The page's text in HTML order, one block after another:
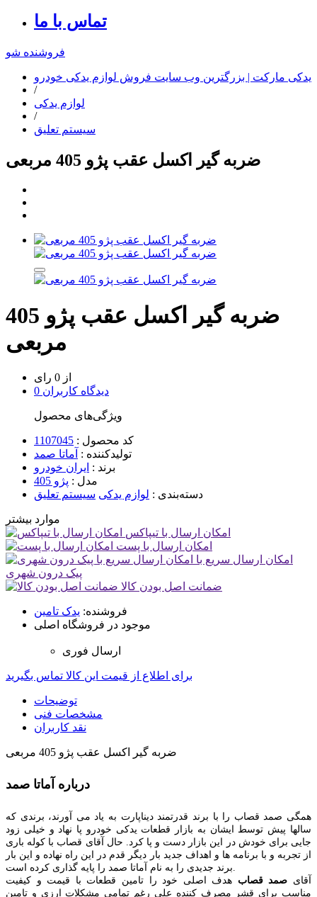
تماس با ما
فروشنده شو
یدکی مارکت | بزرگترین وب سایت فروش لوازم یدکی خودرو
/
لوازم یدکی
/
سیستم تعلیق
ضربه گیر اکسل عقب پژو 405 مربعی
ضربه گیر اکسل عقب پژو 405
مربعی
از 0 رای
0 دیدگاه کاربران
ویژگی‌های محصول
کد محصول : 1107045
تولیدکننده : آماتا صمد
برند : ایران خودرو
مدل : پژو 405
دسته‌بندی : لوازم یدکی سیستم تعلیق
موارد بیشتر
امکان ارسال با تیپاکس
امکان ارسال با پست
امکان ارسال سریع با
پیک درون شهری
ضمانت اصل بودن کالا
فروشنده: یدک تامین
موجود در فروشگاه اصلی
ارسال فوری
برای اطلاع از قیمت این کالا تماس بگیرید
توضیحات
مشخصات فنی
نقد کاربران
ضربه گیر اکسل عقب پژو 405 مربعی
درباره آماتا صمد
همگی صمد قصاب را با برند قدرتمند دیناپارت به یاد می آورند، برندی که
سالها پیش توسط ایشان به بازار قطعات یدکی خودرو پا نهاد و خیلی زود
جایی برای خودش در این بازار دست و پا کرد. حال آقای قصاب با کوله باری
از تجربه و با برنامه ها و اهداف جدید بار دیگر قدم در این راه نهاده و این بار
برند جدیدی را به نام آماتا صمد را پایه گذاری کرده است.
آقای صمد قصاب هدف اصلی خود را تامین قطعات با قیمت و کیفیت
مناسب برای قشر مصرف کننده علی رغم تمامی مشکلات ارزی و تامین